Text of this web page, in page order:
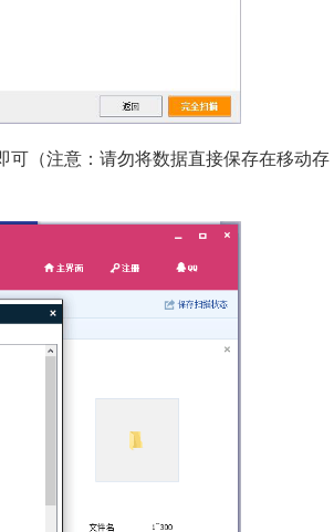
可（注意：请勿将数据直接保存在移动存